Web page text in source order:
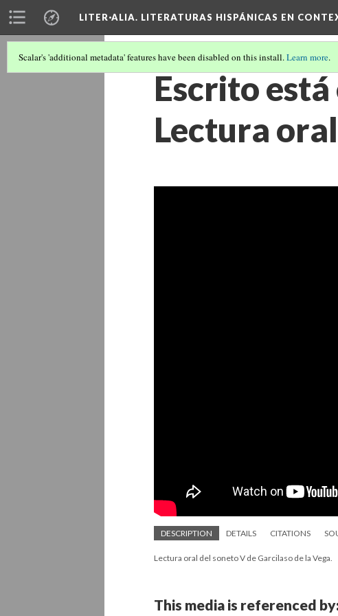
LITER·ALIA. LITERATURAS HISPÁNICAS EN
Scalar's 'additional metadata' features have been disabled on this install.Learn more.
Escrito
Lectura oral
DESCRIPTION DETAILS CITATIONS
Lectura oral del soneto V de Garcilaso de la Vega.
This media is referenced